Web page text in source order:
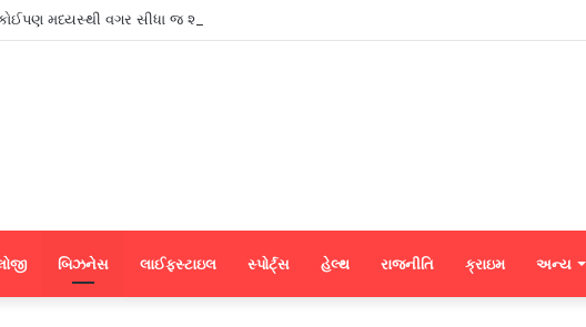
મધ્યસ્થી વગર સીધા જ શ્રીલંકાના આધુનિક ગારમેન્ટ યુનિટ્સને ફેબ્રિક એક્સપોર્ટ કરી શકશે
બિઝનેસ લાઈફસ્ટાઇલ સ્પોર્ટ્સ હેલ્થ રાજનીતિ ક્રાઇમ અન્ય